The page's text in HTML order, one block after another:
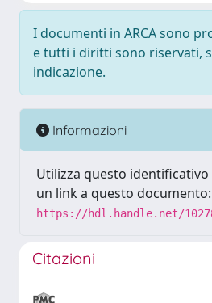
I documenti in ARCA sono
e tutti i diritti sono riservati,
indicazione.
Informazioni
Utilizza questo
un link a questo documento:
https://hdl.handle.net/
Citazioni